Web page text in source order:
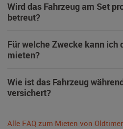
Wird das Fahrzeug am Set
betreut?
Für welche Zwecke kann ich
mieten?
Wie ist das Fahrzeug
versichert?
Alle FAQ zum Mieten von